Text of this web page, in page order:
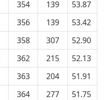
354 139
53.87
356 139
53.42
358 307
52.90
362 215
52.13
363 204
51.91
364 277
51.75